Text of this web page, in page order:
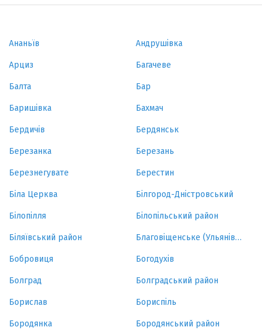
Ананьїв Андрушівка
Арциз Багачеве
Балта Бар
Баришівка Бахмач
Бердичів Бердянськ
Березанка Березань
Березнегувате Берестин
Біла Церква Білгород-Дністровський
Білопілля Білопільський район
Біляївський район Благовіщенське (Ульянівка)
Бобровиця Богодухів
Болград Болградський район
Борислав Бориспіль
Бородянка Бородянський район